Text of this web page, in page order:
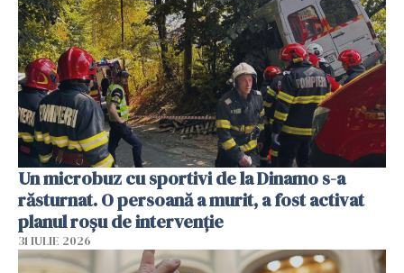
Un microbuz cu sportivi de la Dinamo s-a
răsturnat. O persoană a murit, a fost activat
planul roșu de intervenție
31 IULIE 2026